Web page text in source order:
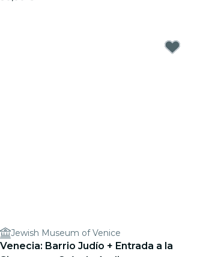
Jewish Museum of Venice
Venecia: Barrio Judío + Entrada a la